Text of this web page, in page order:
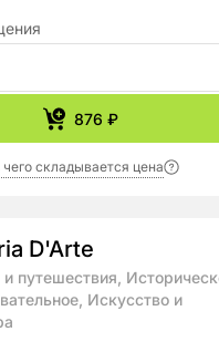
876 ₽
чего складывается цена
D'Arte
путешествия,
Искусство и